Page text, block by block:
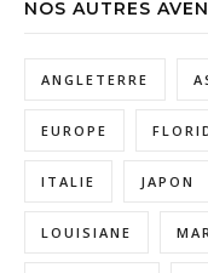
NOS AUTRES
ANGLETERRE
EUROPE
ITALIE JAPON
LOUISIANE